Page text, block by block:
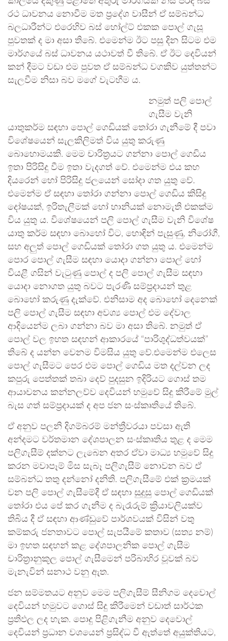
රථ ධාවනය නොවීම මත ප්‍රදේශ වාසීන් ඒ සම්බන්ධ
බලධාරීන්ට එරෙහිව බස් හෝල්ට් එකක පොල් ගැසූ
පුවතක් ද මා අසා තිබේ. එමෙන්ම ඊට පසු දින සිටම එම
මාර්ගයේ බස් ධාවනය යථාවත් වී තිබේ. ඒ ඊට දෙවියන්
කන් දීමට වඩා එම පුවත ඒ සම්බන්ධ වගකිව යුත්තන්ට
සැලවීම නිසා බව මගේ වැටහීම ය.
නමුත් පලි පොල්
ගැසීම වැනි
යාතුකර්ම සඳහා පොල් ගෙඩියක් තෝරා ගැනීමේ දී පවා
විශේෂයෙන් සැලකිලිමත් විය යුතු කරුණු
බොහොමයකි. මෙම චාරිත්‍රයට ගන්නා පොල් ගෙඩිය
ඉතා පිරිසිදු වීම ඉතා වැදගත් වේ. එමෙන්ම එය කහ
දියරෙන් හෝ පිරිසිදු ජලයෙන් සෝදා ගත යුතු වේ.
එමෙන්ම ඒ සඳහා තෝරා ගන්නා පොල් ගෙඩිය කිසිදු
දෝෂයක්, ඉරිතැලීමක් හෝ හානියක් නොමැති එකක්ම
විය යුතු ය. විශේෂයෙන් පලි පොල් ගැසීම වැනි විශේෂ
යාතු කර්ම සඳහා බොහෝ විට, හොඳින් පැසුණු, නිරෝගී,
සහ අලුත් පොල් ගෙඩියක් තෝරා ගත යුතු ය. එමෙන්ම
පොර පොල් ගැසීම සඳහා යොදා ගන්නා පොල් හෝ
වියළී ගසින් වැටුණු පොල් ද පලි පොල් ගැසීම සඳහා
යොදා නොගත යුතු බවට පැරණි සම්ප්‍රදායන් තුළ
බොහෝ කරුණු දැක්වේ. එනිසාම අද බොහෝ දෙනෙක්
පලි පොල් ගැසීම සඳහා අවශ්‍ය පොල් එම දේවාල
ආදියෙන්ම ලබා ගන්නා බව මා අසා තිබේ. නමුත් ඒ
පොල් වල ඉහත සඳහන් ආකාරයේ “පාරිශුද්ධත්වයක්”
තිබේ ද යන්න වෙනම විමසිය යුතු වේ.එමෙන්ම එලෙස
පොල් ගැසීමට පෙර එම පොල් ගෙඩිය මත දල්වන ලද
කපුරු පෙත්තක් තබා දෙව් පුදසුන ඉදිරියට ගොස් තම
ආයාචනය කන්නලව්ව දෙවියන් හමුවේ සිදු කිරීමේ මුල්
බැස ගත් සම්ප්‍රදායක් ද අප ජන සංස්කෘතියේ තිබේ.
ඒ අනුව පලනි දිගම්බරම් මන්ත්‍රීවරයා පවසා ඇති
අන්දමට වර්තමාන දේශපාලන සංස්කෘතිය තුළ ද මෙම
පලිගැසීම් දක්නට ලැබෙන අතර ඒවා මාධ්‍ය හමුවේ සිදු
කරන මවාපෑම් මිස සැබෑ පලිගැසීම් නොවන බව ඒ
සම්බන්ධ තතු දන්නෝ දනිති. පලිගැසීමේ එක් ක්‍රමයක්
වන පලි පොල් ගැසීමේදී ඒ සඳහා සුදුසු පොල් ගෙඩියක්
තෝරා එය පේ කර ගැනීම ද බැරෑරුම් ක්‍රියාවලියක්ව
තිබිය දී ඒ සඳහා ආණ්ඩුවේ පාර්ශවයක් විසින් වතු
කම්කරු ජනතාවට පොල් සැපයීමේ කතාව (සත්‍ය නම්)
මා ඉහත සඳහන් කළ දේශපාලනික පොල් ගැසීම
චාරිත්‍රානුකූල පොල් ගැසීමෙන් පරිබාහිර වූවක් බව
මැනැවින් සනාථ වනු ඇත.
ජන සම්මතයට අනුව මෙම පලිගැසීම් සීනිගම දෙවොල්
දෙවියන් හමුවට ගොස් සිදු කිරීමෙන් වඩාත් සාර්ථක
ප්‍රතිඵල ලද හැක. පොදු පිළිගැනීම අනුව දෙවොල්
දෙවියන් ප්‍රධාන වශයෙන් ප්‍රසිද්ධ වී ඇත්තේ අයුක්තියට,